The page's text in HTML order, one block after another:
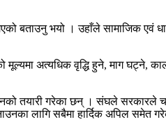
बताउनु भयो । उहाँले सामाजिक एवं
अत्यधिक वृद्धि हुने, माग घट्ने,
तयारी गरेका छन् । संघले सरकारले
लागि सबैमा हार्दिक अपिल समेत